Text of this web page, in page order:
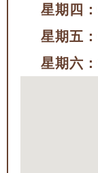
星期四：
星期五：
星期六：